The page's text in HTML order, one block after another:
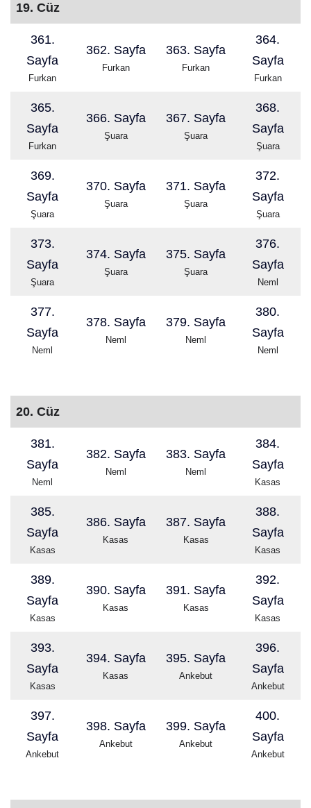
19. Cüz
361.
Sayfa
Furkan
362. Sayfa
Furkan
363. Sayfa
Furkan
364.
Sayfa
Furkan
365.
Sayfa
Furkan
366. Sayfa
Şuara
367. Sayfa
Şuara
368.
Sayfa
Şuara
369.
Sayfa
Şuara
370. Sayfa
Şuara
371. Sayfa
Şuara
372.
Sayfa
Şuara
373.
Sayfa
Şuara
374. Sayfa
Şuara
375. Sayfa
Şuara
376.
Sayfa
Neml
377.
Sayfa
Neml
378. Sayfa
Neml
379. Sayfa
Neml
380.
Sayfa
Neml
20. Cüz
381.
Sayfa
Neml
382. Sayfa
Neml
383. Sayfa
Neml
384.
Sayfa
Kasas
385.
Sayfa
Kasas
386. Sayfa
Kasas
387. Sayfa
Kasas
388.
Sayfa
Kasas
389.
Sayfa
Kasas
390. Sayfa
Kasas
391. Sayfa
Kasas
392.
Sayfa
Kasas
393.
Sayfa
Kasas
394. Sayfa
Kasas
395. Sayfa
Ankebut
396.
Sayfa
Ankebut
397.
Sayfa
Ankebut
398. Sayfa
Ankebut
399. Sayfa
Ankebut
400.
Sayfa
Ankebut